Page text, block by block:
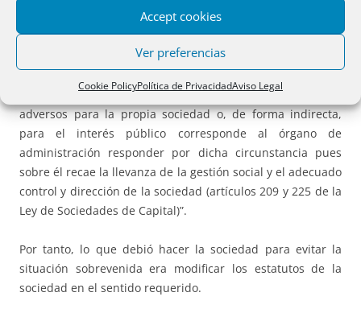
Accept cookies
Ver preferencias
Cookie PolicyPolítica de PrivacidadAviso Legal
condición y que sólo puede ser limitado en los términos
previstos legalmente…”.
del derecho de separación de un socio se producen efectos
adversos para la propia sociedad o, de forma indirecta,
para el interés público corresponde al órgano de
administración responder por dicha circunstancia pues
sobre él recae la llevanza de la gestión social y el adecuado
control y dirección de la sociedad (artículos 209 y 225 de la
Ley de Sociedades de Capital)”.
Por tanto, lo que debió hacer la sociedad para evitar la
situación sobrevenida era modificar los estatutos de la
sociedad en el sentido requerido.